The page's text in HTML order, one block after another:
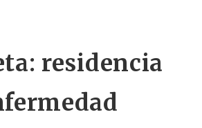
residencia